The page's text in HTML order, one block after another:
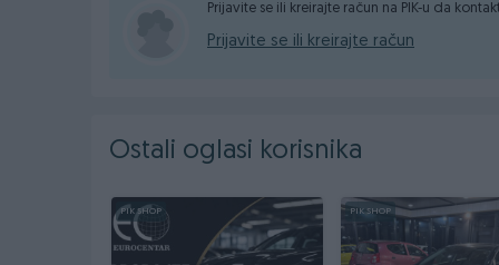
2007. GODINA
Prešao 248.000 km
Prijavite se ili kreirajte račun na PIK-u da
Prijavite se ili kreirajte račun
Ostali oglasi korisnika
PIK SHOP PIK SHOP